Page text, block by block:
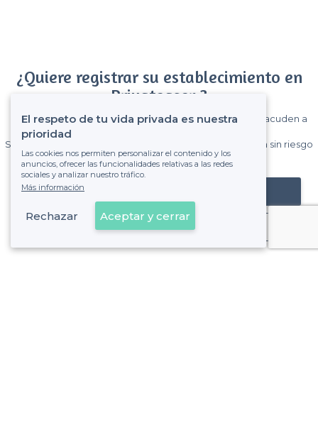
¿Quiere registrar su establecimiento en
Privateaser ?
Gane muchos clientes entre el millón de visitantes que acuden a
Sin comisiones y sin compromiso, pagas una cantidad fija sin riesgo
de ver la factura.
Registrar mi establecimiento
Ya es cliente
El respeto de tu vida privada es nuestra
prioridad
Las cookies nos permiten personalizar el contenido y los
anuncios, ofrecer las funcionalidades relativas a las redes
sociales y analizar nuestro tráfico.
Más información
Rechazar Aceptar y cerrar